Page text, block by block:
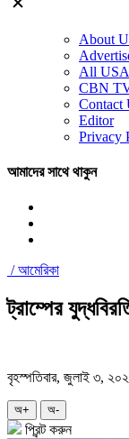
About
All
CBN
Contact
Editor
Privacy
আমাদের সাথে থাকুন
/আমেরিকা
ট্রাম্পের
বৃহস্পতিবার, জুলাই ৩,
অ+ অ-
প্রিন্ট করুন